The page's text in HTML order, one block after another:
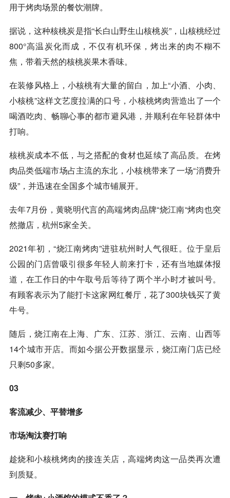
用于烤肉场景的餐饮潮牌。
据说，这种核桃炭是指“长白山野生山核桃炭”，山核桃经过
800°高温炭化而成，不仅有机环保，烤出来的肉不糊不
焦，带着天然的核桃炭果木香味。
在装修风格上，小核桃有大量的留白，加上“小酒、小肉、
小核桃”这样文艺度拉满的口号，小核桃烤肉营造出了一个
喝酒吃肉、畅聊心事的都市避风港，并顺利在年轻群体中
打响。
核桃炭成本不低，与之搭配的食材也延续了高品质。在烤
肉品类低端市场占主流的东北，小核桃带来了一场“消费升
级”，并迅速在全国多个城市铺展开。
去年7月份，黄晓明代言的高端烤肉品牌“烧江南“烤肉也突
然撤店，杭州5家全关。
2021年初，“烧江南烤肉”进驻杭州时人气很旺。位于皇后
公园的门店曾吸引很多年轻人前来打卡，还有当地媒体报
道，在工作日的中午取号后等待了两个半小时才被叫号。
有顾客表示为了能打卡这家网红餐厅，花了300块钱买了黄
牛号。
随后，烧江南在上海、广东、江苏、浙江、云南、山西等
14个城市开店。而如今据公开数据显示，烧江南门店已经
只剩50多家。
03
客流减少、平替增多
市场淘汰赛打响
趁烧和小核桃烤肉的接连关店 ，高端烤肉这一品类再次遭
到质疑。